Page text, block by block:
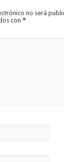
no será
con*